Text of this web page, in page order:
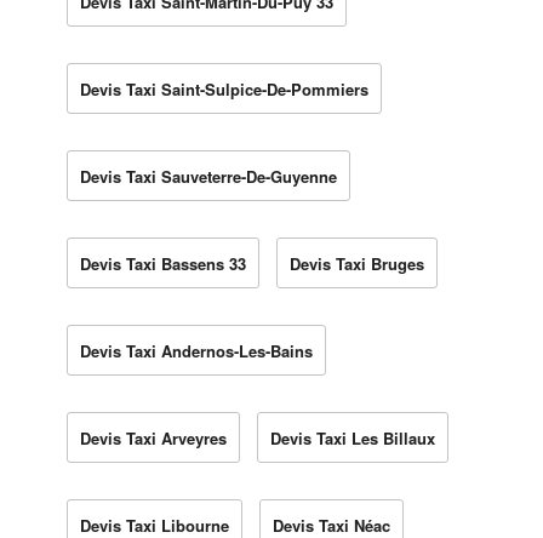
Devis Taxi Saint-Sulpice-De-Pommiers
Devis Taxi Sauveterre-De-Guyenne
Devis Taxi Bassens 33 Devis Taxi Bruges
Devis Taxi Andernos-Les-Bains
Devis Taxi Arveyres Devis Taxi Les Billaux
Devis Taxi Libourne Devis Taxi Néac